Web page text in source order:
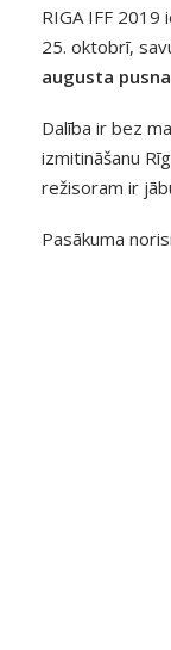
RIGA IFF 2019
25. oktobrī,
augusta
Dalība ir bez
izmitināšanu
režisoram ir
Pasākuma